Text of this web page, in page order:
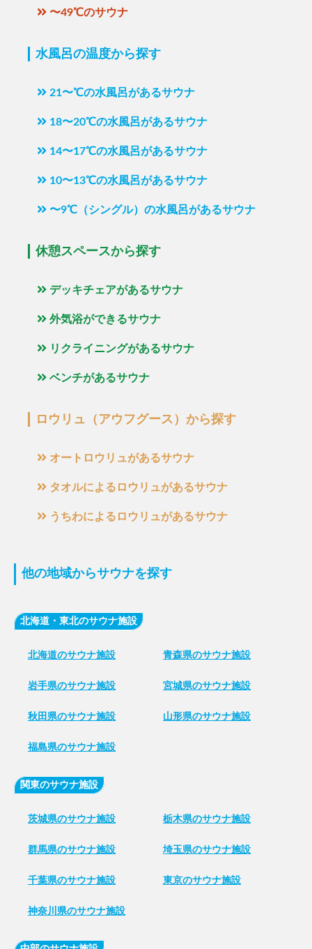
〜49℃のサウナ
水風呂の温度から探す
21〜℃の水風呂があるサウナ
18〜20℃の水風呂があるサウナ
14〜17℃の水風呂があるサウナ
10〜13℃の水風呂があるサウナ
〜9℃（シングル）の水風呂があるサウナ
休憩スペースから探す
デッキチェアがあるサウナ
外気浴ができるサウナ
リクライニングがあるサウナ
ベンチがあるサウナ
ロウリュ（アウフグース）から探す
オートロウリュがあるサウナ
タオルによるロウリュがあるサウナ
うちわによるロウリュがあるサウナ
他の地域からサウナを探す
北海道・東北のサウナ施設
北海道のサウナ施設 青森県のサウナ施設
岩手県のサウナ施設 宮城県のサウナ施設
秋田県のサウナ施設 山形県のサウナ施設
福島県のサウナ施設
関東のサウナ施設
茨城県のサウナ施設 栃木県のサウナ施設
群馬県のサウナ施設 埼玉県のサウナ施設
千葉県のサウナ施設 東京のサウナ施設
神奈川県のサウナ施設